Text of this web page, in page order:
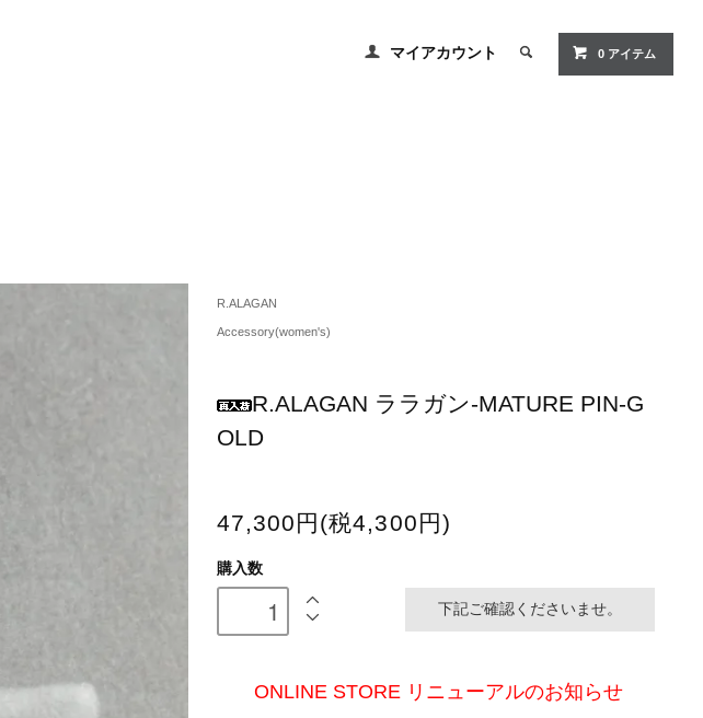
マイアカウント 0 アイテム
R.ALAGAN
Accessory(women's)
R.ALAGAN ララガン-MATURE PIN-G
OLD
47,300円(税4,300円)
購入数
下記ご確認くださいませ。
ONLINE STORE リニューアルのお知らせ